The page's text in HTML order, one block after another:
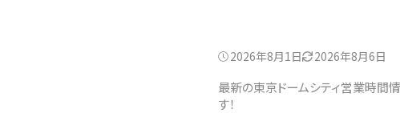
2026年8月1日 2026年8月6日
最新の東京ドームシティ営業時間
す！